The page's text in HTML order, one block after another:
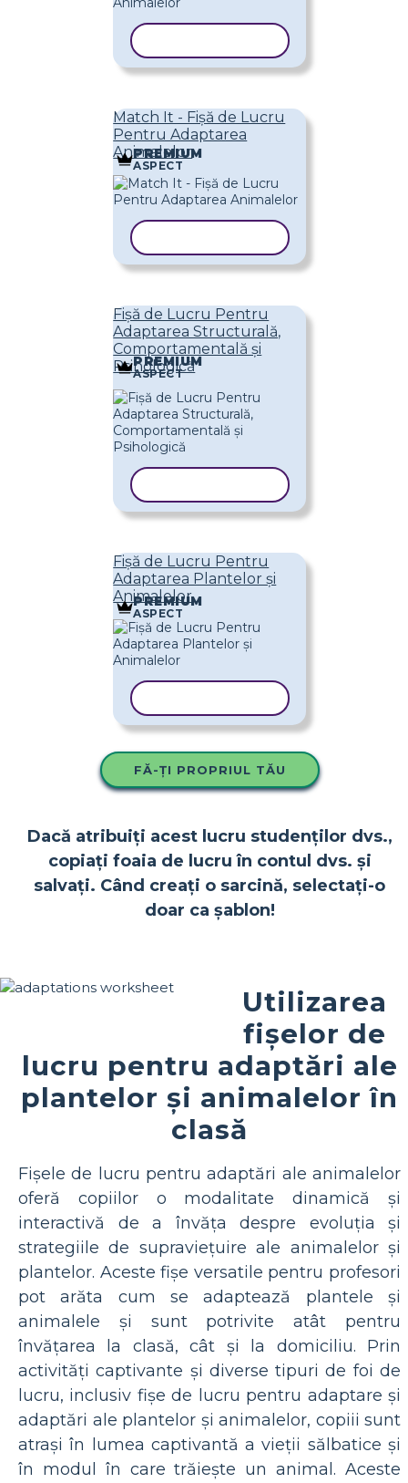
Match It - Fișă de Lucru
Pentru Adaptarea
Animalelor
PREMIUM
ASPECT
Fișă de Lucru Pentru
Adaptarea Structurală,
Comportamentală și
Psihologică
PREMIUM
ASPECT
Fișă de Lucru Pentru
Adaptarea Plantelor și
Animalelor
PREMIUM
ASPECT
FĂ-ȚI PROPRIUL TĂU
Dacă atribuiți acest lucru studenților dvs.,
copiați foaia de lucru în contul dvs. și
salvați. Când creați o sarcină, selectați-o
doar ca șablon!
Utilizarea
fișelor de
lucru pentru adaptări ale
plantelor și animalelor în
clasă
Fișele de lucru pentru adaptări ale animalelor
oferă copiilor o modalitate dinamică și
interactivă de a învăța despre evoluția și
strategiile de supraviețuire ale animalelor și
plantelor. Aceste fișe versatile pentru profesori
pot arăta cum se adaptează plantele și
animalele și sunt potrivite atât pentru
învățarea la clasă, cât și la domiciliu. Prin
activități captivante și diverse tipuri de foi de
lucru, inclusiv fișe de lucru pentru adaptare și
adaptări ale plantelor și animalelor, copiii sunt
atrași în lumea captivantă a vieții sălbatice și
în modul în care trăiește un animal. Aceste